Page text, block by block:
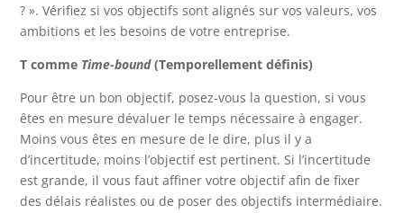
? ». Vérifiez si vos objectifs sont alignés sur vos valeurs, vos
ambitions et les besoins de votre entreprise.
T comme Time-bound(Temporellement définis)
Pour être un bon objectif, posez-vous la question, si vous
êtes en mesure dévaluer le temps nécessaire à engager.
Moins vous êtes en mesure de le dire, plus il y a
d’incertitude, moins l’objectif est pertinent. Si l’incertitude
est grande, il vous faut affiner votre objectif afin de fixer
des délais réalistes ou de poser des objectifs intermédiaire.